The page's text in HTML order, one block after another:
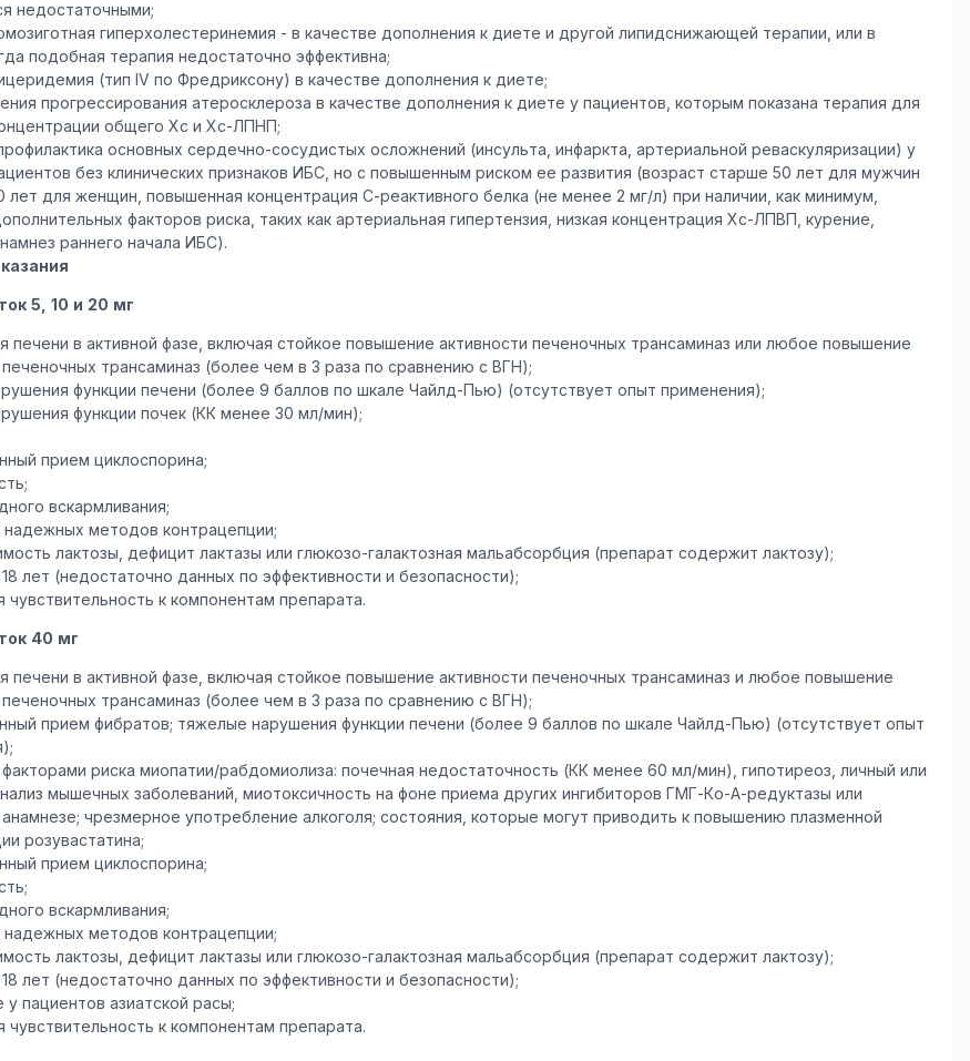
недостаточными;
гиперхолестеринемия - в качестве дополнения к диете и другой липидснижающей терапии, или в
подобная терапия недостаточно эффективна;
(тип IV по Фредриксону) в качестве дополнения к диете;
прогрессирования атеросклероза в качестве дополнения к диете у пациентов, которым показана терапия для
общего Хс и Хс-ЛПНП;
основных сердечно-сосудистых осложнений (инсульта, инфаркта, артериальной реваскуляризации) у
без клинических признаков ИБС, но с повышенным риском ее развития (возраст старше 50 лет для мужчин
лет для женщин, повышенная концентрация С-реактивного белка (не менее 2 мг/л) при наличии, как минимум,
факторов риска, таких как артериальная гипертензия, низкая концентрация Хс-ЛПВП, курение,
раннего начала ИБС).
5, 10 и 20 мг
печени в активной фазе, включая стойкое повышение активности печеночных трансаминаз или любое повышение
печеночных трансаминаз (более чем в 3 раза по сравнению с ВГН);
функции печени (более 9 баллов по шкале Чайлд-Пью) (отсутствует опыт применения);
функции почек (КК менее 30 мл/мин);
прием циклоспорина;
вскармливания;
надежных методов контрацепции;
лактозы, дефицит лактазы или глюкозо-галактозная мальабсорбция (препарат содержит лактозу);
лет (недостаточно данных по эффективности и безопасности);
чувствительность к компонентам препарата.
40 мг
печени в активной фазе, включая стойкое повышение активности печеночных трансаминаз и любое повышение
печеночных трансаминаз (более чем в 3 раза по сравнению с ВГН);
прием фибратов; тяжелые нарушения функции печени (более 9 баллов по шкале Чайлд-Пью) (отсутствует опыт
риска миопатии/рабдомиолиза: почечная недостаточность (КК менее 60 мл/мин), гипотиреоз, личный или
мышечных заболеваний, миотоксичность на фоне приема других ингибиторов ГМГ-Ко-А-редуктазы или
чрезмерное употребление алкоголя; состояния, которые могут приводить к повышению плазменной
розувастатина;
прием циклоспорина;
вскармливания;
надежных методов контрацепции;
лактозы, дефицит лактазы или глюкозо-галактозная мальабсорбция (препарат содержит лактозу);
лет (недостаточно данных по эффективности и безопасности);
у пациентов азиатской расы;
чувствительность к компонентам препарата.